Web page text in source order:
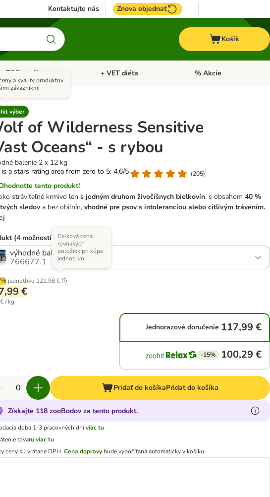
Kontaktujte nás Znova objednať
Košík
Otvoriť menu: Kone
TOP značky Otvoriť menu: TOP značky
+ VET diéta Otvoriť menu: + VET diéta
% Akcie
výber
a kvality produktov
zákazníkmi
of Wilderness Sensitive
Oceans“ - s rybou
balenie 2 x 12 kg
is a stars rating area from zero to 5: 4.6/5
(205)
tento produkt!
stráviteľné krmivo lens jedným druhom živočíšnych bielkovín, s obsahom40 %
sleďov a bez obilnín,vhodné pre psov s intoleranciou alebo citlivým trávením.
(4 možností)
výhodné balenie 2 x 12 kg
766677.1
jednotlivo 121,98 €
Celková cena
rovnakých
položiek pri kúpe
jednotlivo
€
/ kg
Jednorazové doručenie 117,99 €
-15% 100,29 €
Pridať do košíkaPridať do košíka
Získajte 118 zooBodov za tento produkt.
doba 1-3 pracovných dní viac tu
tovaru viac tu
ceny sú vrátane DPH.Cena dopravy bude vypočítaná automaticky v košíku.